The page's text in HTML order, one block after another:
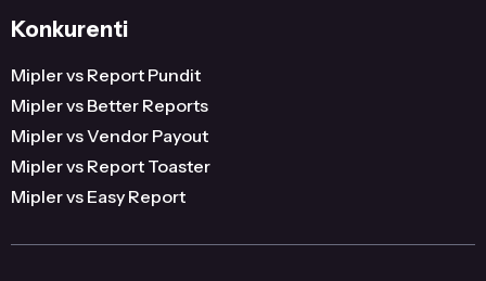
Konkurenti
Mipler vs Report Pundit
Mipler vs Better Reports
Mipler vs Vendor Payout
Mipler vs Report Toaster
Mipler vs Easy Report